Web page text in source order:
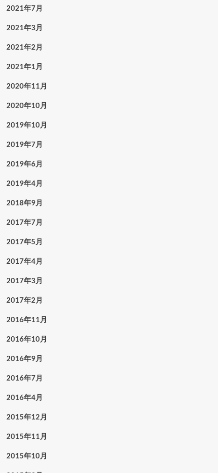
2021年7月
2021年3月
2021年2月
2021年1月
2020年11月
2020年10月
2019年10月
2019年7月
2019年6月
2019年4月
2018年9月
2017年7月
2017年5月
2017年4月
2017年3月
2017年2月
2016年11月
2016年10月
2016年9月
2016年7月
2016年4月
2015年12月
2015年11月
2015年10月